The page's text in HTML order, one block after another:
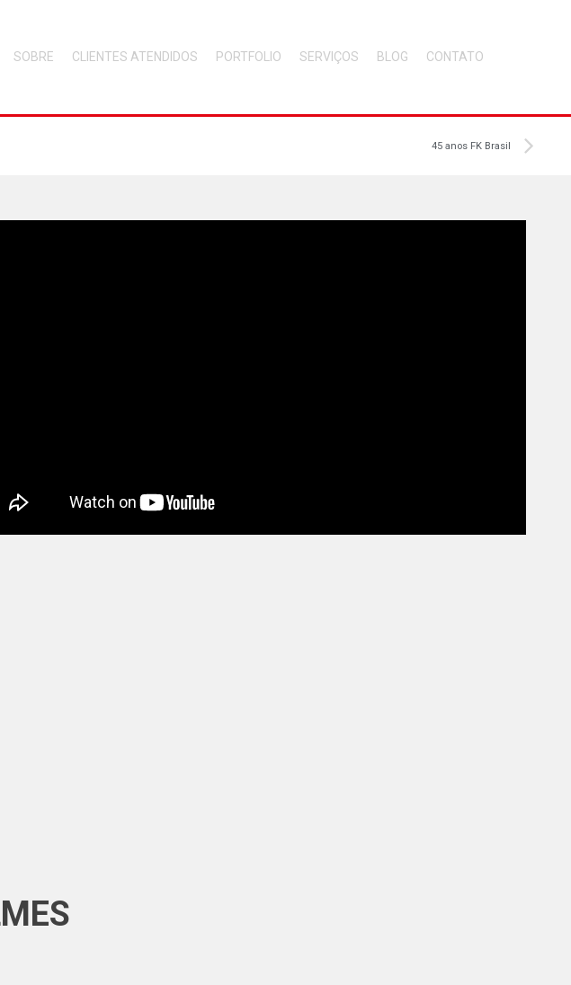
SOBRE CLIENTES ATENDIDOS PORTFOLIO SERVIÇOS BLOG CONTATO
45 anos FK Brasil